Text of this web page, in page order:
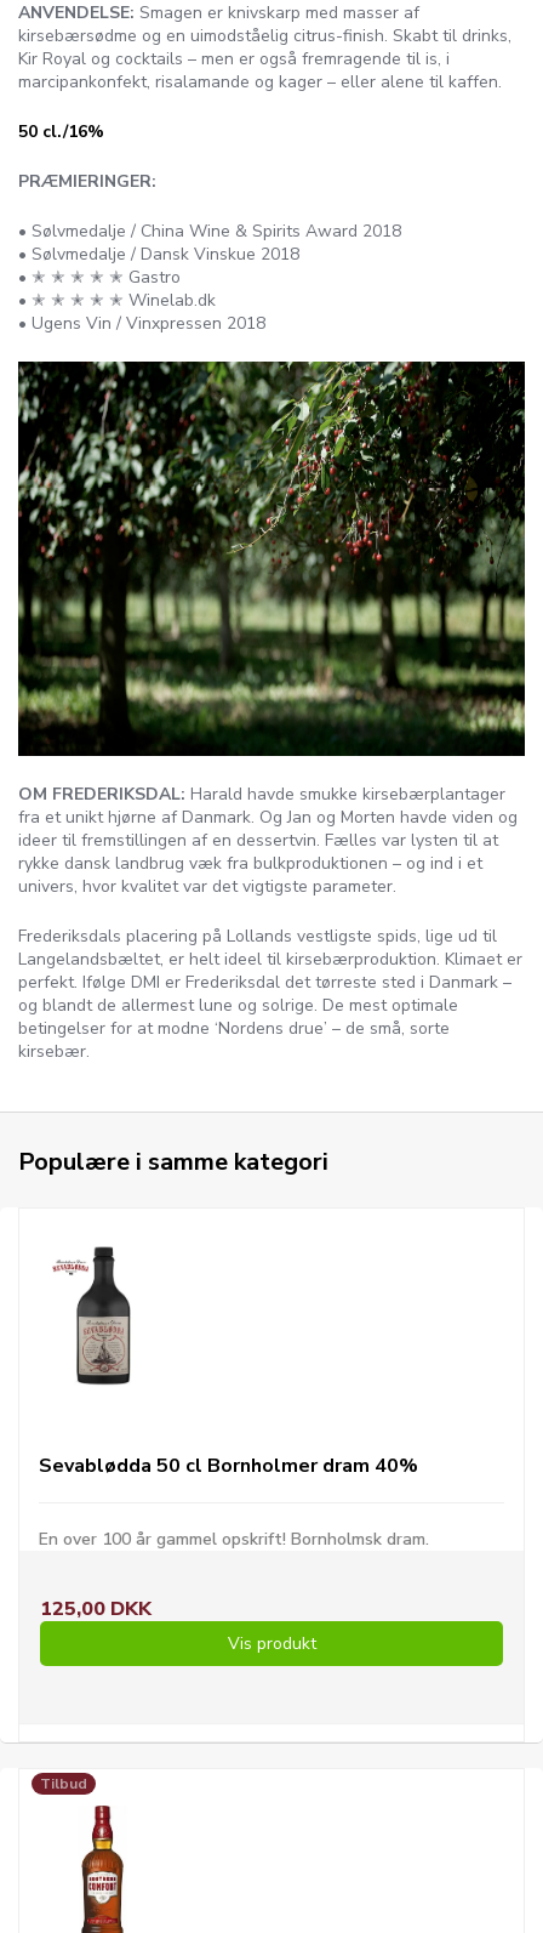
ANVENDELSE: Smagen er knivskarp med masser af
kirsebærsødme og en uimodståelig citrus-finish. Skabt til drinks,
Kir Royal og cocktails – men er også fremragende til is, i
marcipankonfekt, risalamande og kager – eller alene til kaffen.
50 cl./16%
PRÆMIERINGER:
• Sølvmedalje / China Wine & Spirits Award 2018
• Sølvmedalje / Dansk Vinskue 2018
• ✭ ✭ ✭ ✭ ✭ Gastro
• ✭ ✭ ✭ ✭ ✭ Winelab.dk
• Ugens Vin / Vinxpressen 2018
OM FREDERIKSDAL: Harald havde smukke kirsebærplantager
fra et unikt hjørne af Danmark. Og Jan og Morten havde viden og
ideer til fremstillingen af en dessertvin. Fælles var lysten til at
rykke dansk landbrug væk fra bulkproduktionen – og ind i et
univers, hvor kvalitet var det vigtigste parameter.
Frederiksdals placering på Lollands vestligste spids, lige ud til
Langelandsbæltet, er helt ideel til kirsebærproduktion. Klimaet er
perfekt. Ifølge DMI er Frederiksdal det tørreste sted i Danmark –
og blandt de allermest lune og solrige. De mest optimale
betingelser for at modne ‘Nordens drue’ – de små, sorte
kirsebær.
Populære i samme kategori
Sevablødda 50 cl Bornholmer dram 40%
En over 100 år gammel opskrift! Bornholmsk dram.
125,00 DKK
Vis produkt
Tilbud